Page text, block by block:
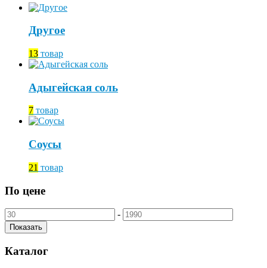
Другое
13 товар
Адыгейская соль
7 товар
Соусы
21 товар
По цене
-
Показать
Каталог